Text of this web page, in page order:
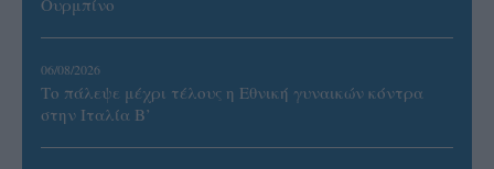
Ουρμπίνο
06/08/2026
Το πάλεψε μέχρι τέλους η Εθνική γυναικών κόντρα
στην Ιταλία Β’